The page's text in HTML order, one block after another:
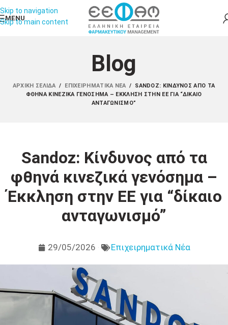
Skip to navigation
Skip to main content
MENU
Blog
ΑΡΧΙΚΉ ΣΕΛΊΔΑ / ΕΠΙΧΕΙΡΗΜΑΤΙΚΆ ΝΈΑ /
SANDOZ: ΚΊΝΔΥΝΟΣ ΑΠΌ ΤΑ
ΦΘΗΝΆ ΚΙΝΕΖΙΚΆ ΓΕΝΌΣΗΜΑ – ΈΚΚΛΗΣΗ ΣΤΗΝ ΕΕ ΓΙΑ “ΔΊΚΑΙΟ
ΑΝΤΑΓΩΝΙΣΜΌ”
Sandoz: Κίνδυνος από τα
φθηνά κινεζικά γενόσημα –
Έκκληση στην ΕΕ για “δίκαιο
ανταγωνισμό”
29/05/2026 Επιχειρηματικά Νέα